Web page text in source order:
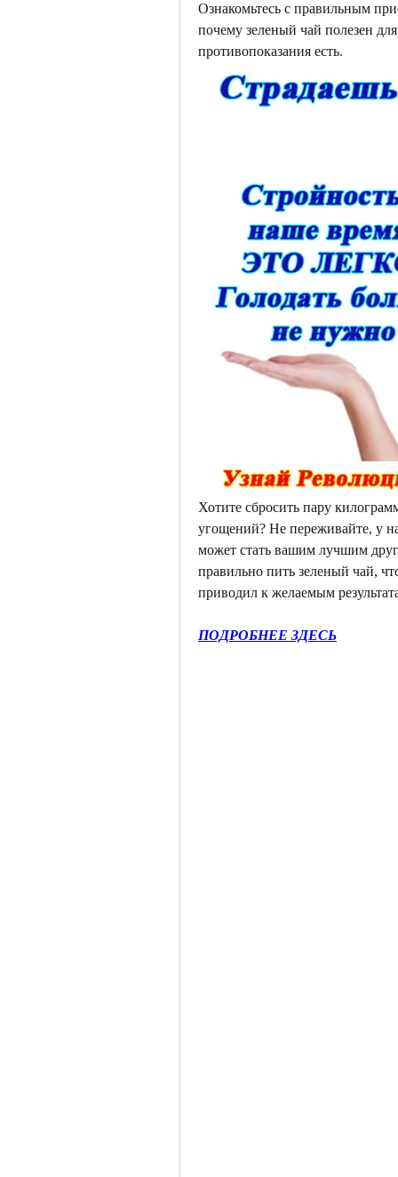
Ознакомьтесь с правильным
почему зеленый чай полезен
противопоказания есть.
Хотите сбросить пару
угощений? Не переживайте, у
может стать вашим лучшим
правильно пить зеленый чай,
приводил к желаемым
ПОДРОБНЕЕ ЗДЕСЬ